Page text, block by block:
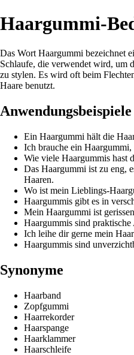
Haargummi-
Das Wort Haargummi bezeichnet
Schlaufe, die verwendet wird, um
zu stylen. Es wird oft beim
Haare benutzt.
Anwendungsbeispiele
Ein Haargummi hält die
Ich brauche ein
Wie viele Haargummis hast
Das Haargummi ist zu eng,
Haaren.
Wo ist mein Lieblings-
Haargummis gibt es in
Mein Haargummi ist
Haargummis sind
Ich leihe dir gerne mein
Haargummis sind
Synonyme
Haarband
Zopfgummi
Haarrekorder
Haarspange
Haarklammer
Haarschleife